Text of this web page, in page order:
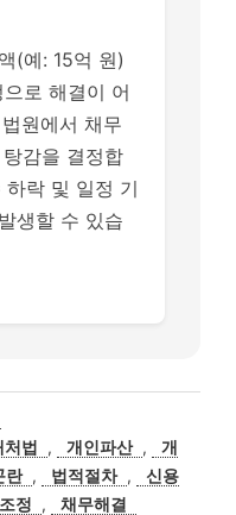
(예: 15억 원)
로 해결이 어
원에서 채무
감을 결정합
하락 및 일정 기
생할 수 있습
법 , 개인파산 ,
개
란 , 법적절차 ,
신용
정 ,
채무해결